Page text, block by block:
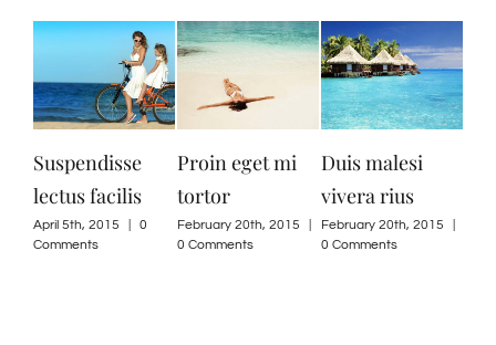
Suspendisse
lectus facilis
April 5th, 2015 |
0
Comments
Proin eget mi
tortor
February 20th, 2015
|
0 Comments
Duis malesi
vivera rius
February 20th, 2015
|
0 Comments
February